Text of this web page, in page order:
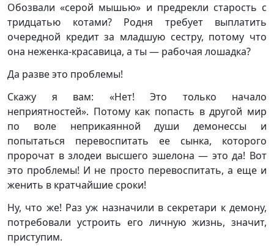
Обозвали «серой мышью» и предрекли старость с
тридцатью котами? Родня требует выплатить
очередной кредит за младшую сестру, потому что
она неженка-красавица, а ты — рабочая лошадка?
Да разве это проблемы!
Скажу я вам: «Нет! Это только начало
неприятностей». Потому как попасть в другой мир
по воле неприкаянной души демонессы и
попытаться перевоспитать ее сынка, которого
пророчат в злодеи высшего эшелона — это да! Вот
это проблемы! И не просто перевоспитать, а еще и
женить в кратчайшие сроки!
Ну, что же! Раз уж назначили в секретари к демону,
потребовали устроить его личную жизнь, значит,
приступим.